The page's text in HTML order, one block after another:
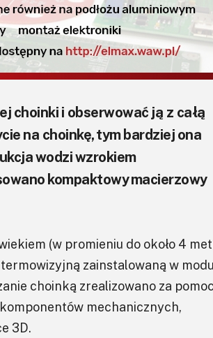
choinki i obserwować ją z całą
na choinkę, tym bardziej ona
wodzi wzrokiem
kompaktowy macierzowy
(w promieniu do około 4
zainstalowaną w
choinką zrealizowano za
mechanicznych,
3D.